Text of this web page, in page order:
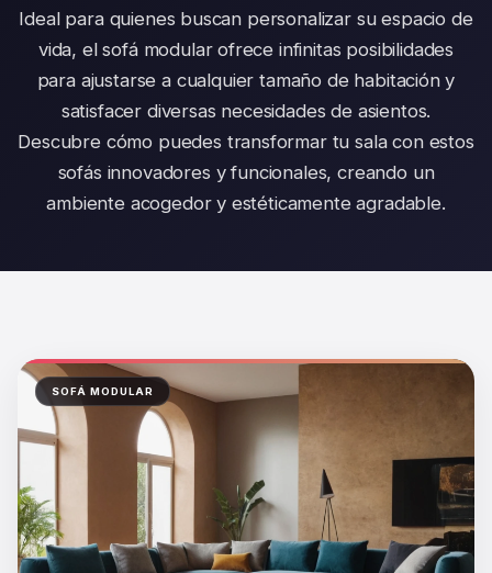
Ideal para quienes buscan personalizar su espacio de
vida, el sofá modular ofrece infinitas posibilidades
para ajustarse a cualquier tamaño de habitación y
satisfacer diversas necesidades de asientos.
Descubre cómo puedes transformar tu sala con estos
sofás innovadores y funcionales, creando un
ambiente acogedor y estéticamente agradable.
SOFÁ MODULAR